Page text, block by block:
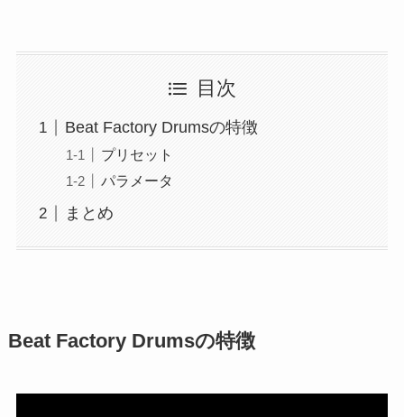
目次
Beat Factory Drumsの特徴
プリセット
パラメータ
まとめ
Beat Factory Drumsの特徴